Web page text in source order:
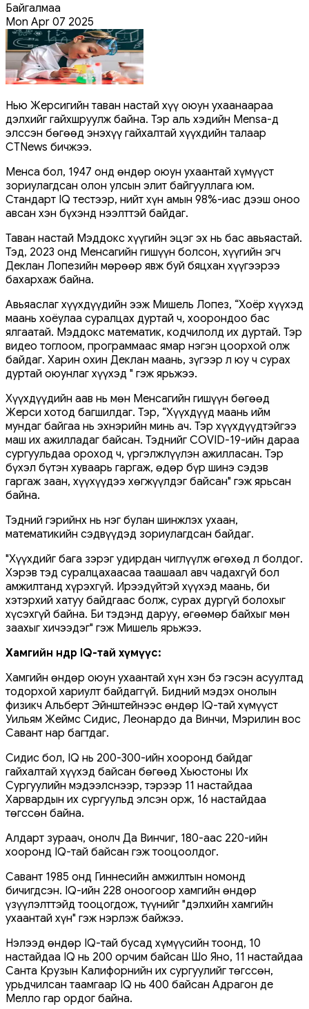
Байгалмаа
Mon Apr 07 2025
Нью Жерсигийн таван настай хүү оюун ухаанаараа
дэлхийг гайхшруулж байна. Тэр аль хэдийн Mensa-д
элссэн бөгөөд энэхүү гайхалтай хүүхдийн талаар
CTNews бичжээ.
Менса бол, 1947 онд өндөр оюун ухаантай хүмүүст
зориулагдсан олон улсын элит байгууллага юм.
Стандарт IQ тестээр, нийт хүн амын 98%-иас дээш оноо
авсан хэн бүхэнд нээлттэй байдаг.
Таван настай Мэддокс хүүгийн эцэг эх нь бас авьяастай.
Тэд, 2023 онд Менсагийн гишүүн болсон, хүүгийн эгч
Деклан Лопезийн мөрөөр явж буй бяцхан хүүгээрээ
бахархаж байна.
Авьяаслаг хүүхдүүдийн ээж Мишель Лопез, “Хоёр хүүхэд
маань хоёулаа суралцах дуртай ч, хоорондоо бас
ялгаатай. Мэддокс математик, кодчилолд их дуртай. Тэр
видео тоглоом, программаас ямар нэгэн цоорхой олж
байдаг. Харин охин Деклан маань, зүгээр л юу ч сурах
дуртай оюунлаг хүүхэд " гэж ярьжээ.
Хүүхдүүдийн аав нь мөн Менсагийн гишүүн бөгөөд
Жерси хотод багшилдаг. Тэр, “Хүүхдүүд маань ийм
мундаг байгаа нь эхнэрийн минь ач. Тэр хүүхдүүдтэйгээ
маш их ажилладаг байсан. Тэднийг COVID-19-ийн дараа
сургуульдаа ороход ч, үргэлжлүүлэн ажилласан. Тэр
бүхэл бүтэн хуваарь гаргаж, өдөр бүр шинэ сэдэв
гаргаж заан, хүүхүүдээ хөгжүүлдэг байсан" гэж ярьсан
байна.
Тэдний гэрийнх нь нэг булан шинжлэх ухаан,
математикийн сэдвүүдэд зориулагдсан байдаг.
"Хүүхдийг бага зэрэг удирдан чиглүүлж өгөхөд л болдог.
Хэрэв тэд суралцахаасаа таашаал авч чадахгүй бол
амжилтанд хүрэхгүй. Ирээдүйтэй хүүхэд маань, би
хэтэрхий хатуу байдгаас болж, сурах дургүй болохыг
хүсэхгүй байна. Би тэдэнд даруу, өгөөмөр байхыг мөн
заахыг хичээдэг" гэж Мишель ярьжээ.
Хамгийн өндөр IQ-тай хүмүүс:
Хамгийн өндөр оюун ухаантай хүн хэн бэ гэсэн асуултад
тодорхой хариулт байдаггүй. Бидний мэдэх онолын
физикч Альберт Эйнштейнээс өндөр IQ-тай хүмүүст
Уильям Жеймс Сидис, Леонардо да Винчи, Мэрилин вос
Савант нар багтдаг.
Сидис бол, IQ нь 200-300-ийн хооронд байдаг
гайхалтай хүүхэд байсан бөгөөд Хьюстоны Их
Сургуулийн мэдээлснээр, тэрээр 11 настайдаа
Харвардын их сургуульд элсэн орж, 16 настайдаа
төгссөн байна.
Алдарт зураач, онолч Да Винчиг, 180-аас 220-ийн
хооронд IQ-тай байсан гэж тооцоолдог.
Савант 1985 онд Гиннесийн амжилтын номонд
бичигдсэн. IQ-ийн 228 оноогоор хамгийн өндөр
үзүүлэлттэйд тооцогдож, түүнийг "дэлхийн хамгийн
ухаантай хүн" гэж нэрлэж байжээ.
Нэлээд өндөр IQ-тай бусад хүмүүсийн тоонд, 10
настайдаа IQ нь 200 орчим байсан Шо Яно, 11 настайдаа
Санта Крузын Калифорнийн их сургуулийг төгссөн,
урьдчилсан таамгаар IQ нь 400 байсан Адрагон де
Мелло гар ордог байна.